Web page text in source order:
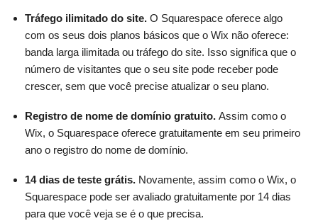
Tráfego ilimitado do site. O Squarespace oferece algo
com os seus dois planos básicos que o Wix não oferece:
banda larga ilimitada ou tráfego do site. Isso significa que o
número de visitantes que o seu site pode receber pode
crescer, sem que você precise atualizar o seu plano.
Registro de nome de domínio gratuito. Assim como o
Wix, o Squarespace oferece gratuitamente em seu primeiro
ano o registro do nome de domínio.
14 dias de teste grátis. Novamente, assim como o Wix, o
Squarespace pode ser avaliado gratuitamente por 14 dias
para que você veja se é o que precisa.